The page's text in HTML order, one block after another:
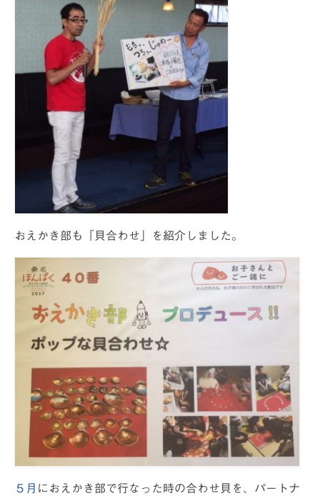
おえかき部も「貝合わせ」を紹介しました。
５月 におえかき部で行なった時の合わせ貝を、パートナ